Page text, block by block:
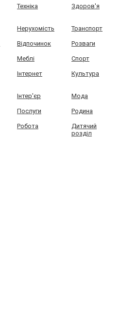
Техніка Здоров'я
Нерухомість Транспорт
Відпочинок Розваги
Меблі Спорт
Інтернет Культура
Інтер'єр Мода
Послуги Родина
Робота
Дитячий
розділ